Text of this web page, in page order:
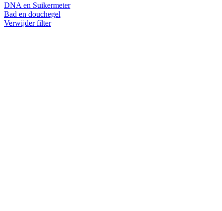
DNA en Suikermeter
Bad en douchegel
Verwijder filter